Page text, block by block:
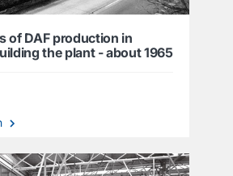
of DAF production in
the plant - about 1965